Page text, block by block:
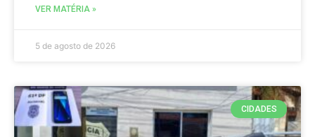
VER MATÉRIA »
5 de agosto de 2026
CIDADES